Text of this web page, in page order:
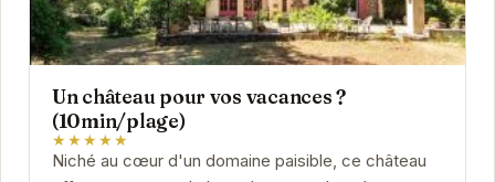
Un château pour vos vacances ?
(10min/plage)
★★★★★
Niché au cœur d'un domaine paisible, ce château